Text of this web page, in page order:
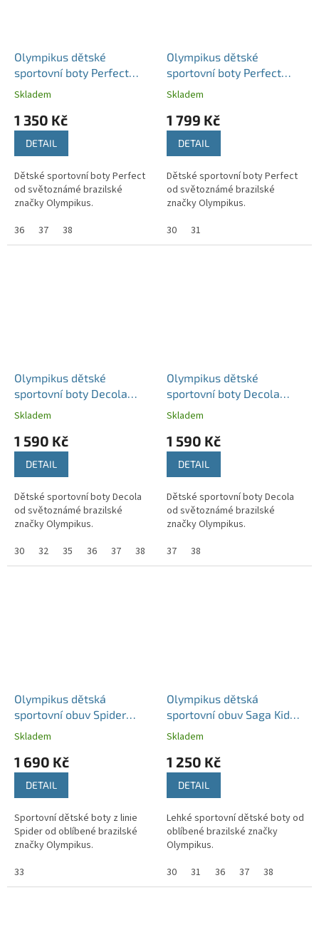
Olympikus dětské
sportovní boty Perfect
šedé/černé
Skladem
1 350 Kč
DETAIL
Dětské sportovní boty Perfect
od světoznámé brazilské
značky Olympikus.
36
37 38
Olympikus dětské
sportovní boty Perfect
korálové
Skladem
1 799 Kč
DETAIL
Dětské sportovní boty Perfect
od světoznámé brazilské
značky Olympikus.
30
31
Olympikus dětské
sportovní boty Decola
modré/růžové
Skladem
1 590 Kč
DETAIL
Dětské sportovní boty Decola
od světoznámé brazilské
značky Olympikus.
30
32 35 36 37 38
Olympikus dětské
sportovní boty Decola
modré
Skladem
1 590 Kč
DETAIL
Dětské sportovní boty Decola
od světoznámé brazilské
značky Olympikus.
37
38
Olympikus dětská
sportovní obuv Spider
Iron/Candy
Skladem
1 690 Kč
DETAIL
Sportovní dětské boty z linie
Spider od oblíbené brazilské
značky Olympikus.
33
Olympikus dětská
sportovní obuv Saga Kids
Lead/Cherry
Skladem
1 250 Kč
DETAIL
Lehké sportovní dětské boty od
oblíbené brazilské značky
Olympikus.
30
31 36 37 38